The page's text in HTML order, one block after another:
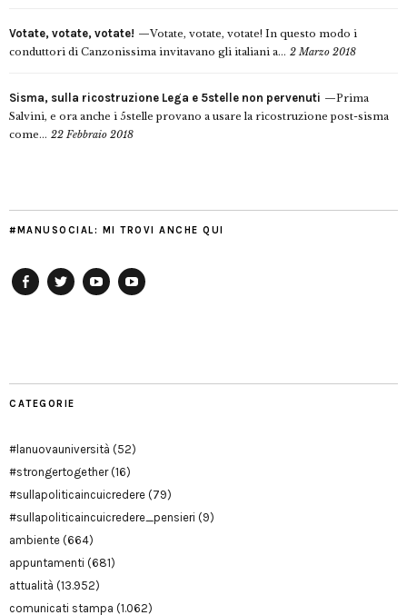
Votate, votate, votate!
Votate, votate, votate! In questo modo i
conduttori di Canzonissima invitavano gli italiani a... 2 Marzo 2018
Sisma, sulla ricostruzione Lega e 5stelle non pervenuti
Prima
Salvini, e ora anche i 5stelle provano a usare la ricostruzione post-sisma
come... 22 Febbraio 2018
#MANUSOCIAL: MI TROVI ANCHE QUI
CATEGORIE
#lanuovauniversità (52)
#strongertogether(16)
#sullapoliticaincuicredere (79)
#sullapoliticaincuicredere_pensieri (9)
ambiente (664)
appuntamenti (681)
attualità (13.952)
comunicati stampa (1.062)